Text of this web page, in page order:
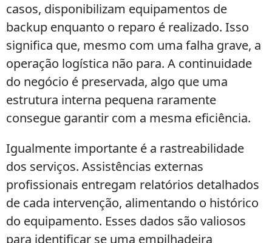
casos, disponibilizam equipamentos de
backup enquanto o reparo é realizado. Isso
significa que, mesmo com uma falha grave, a
operação logística não para. A continuidade
do negócio é preservada, algo que uma
estrutura interna pequena raramente
consegue garantir com a mesma eficiência.
Igualmente importante é a rastreabilidade
dos serviços. Assistências externas
profissionais entregam relatórios detalhados
de cada intervenção, alimentando o histórico
do equipamento. Esses dados são valiosos
para identificar se uma empilhadeira